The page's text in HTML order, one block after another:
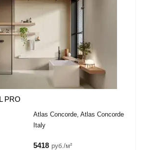
PRO
Atlas Concorde, Atlas Concorde
Italy
5418 руб./м²